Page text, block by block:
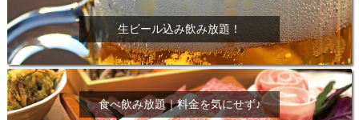
生ビール込み飲み放題！
食べ飲み放題｜料金を気にせず♪